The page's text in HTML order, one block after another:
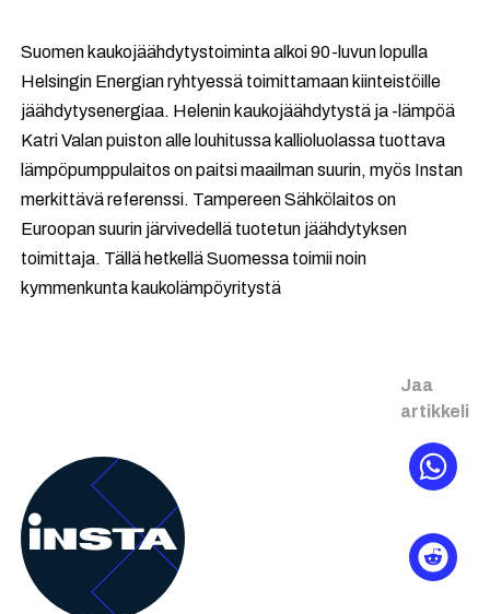
Suomen kaukojäähdytystoiminta alkoi 90-luvun lopulla
Helsingin Energian ryhtyessä toimittamaan kiinteistöille
jäähdytysenergiaa. Helenin kaukojäähdytystä ja -lämpöä
Katri Valan puiston alle louhitussa kallioluolassa tuottava
lämpöpumppulaitos on paitsi maailman suurin, myös Instan
merkittävä referenssi. Tampereen Sähkölaitos on
Euroopan suurin järvivedellä tuotetun jäähdytyksen
toimittaja. Tällä hetkellä Suomessa toimii noin
kymmenkunta kaukolämpöyritystä
Jaa
artikkeli